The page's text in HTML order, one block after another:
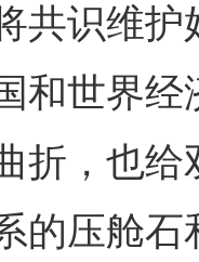
共识维
和世界经
折，也
的压舱